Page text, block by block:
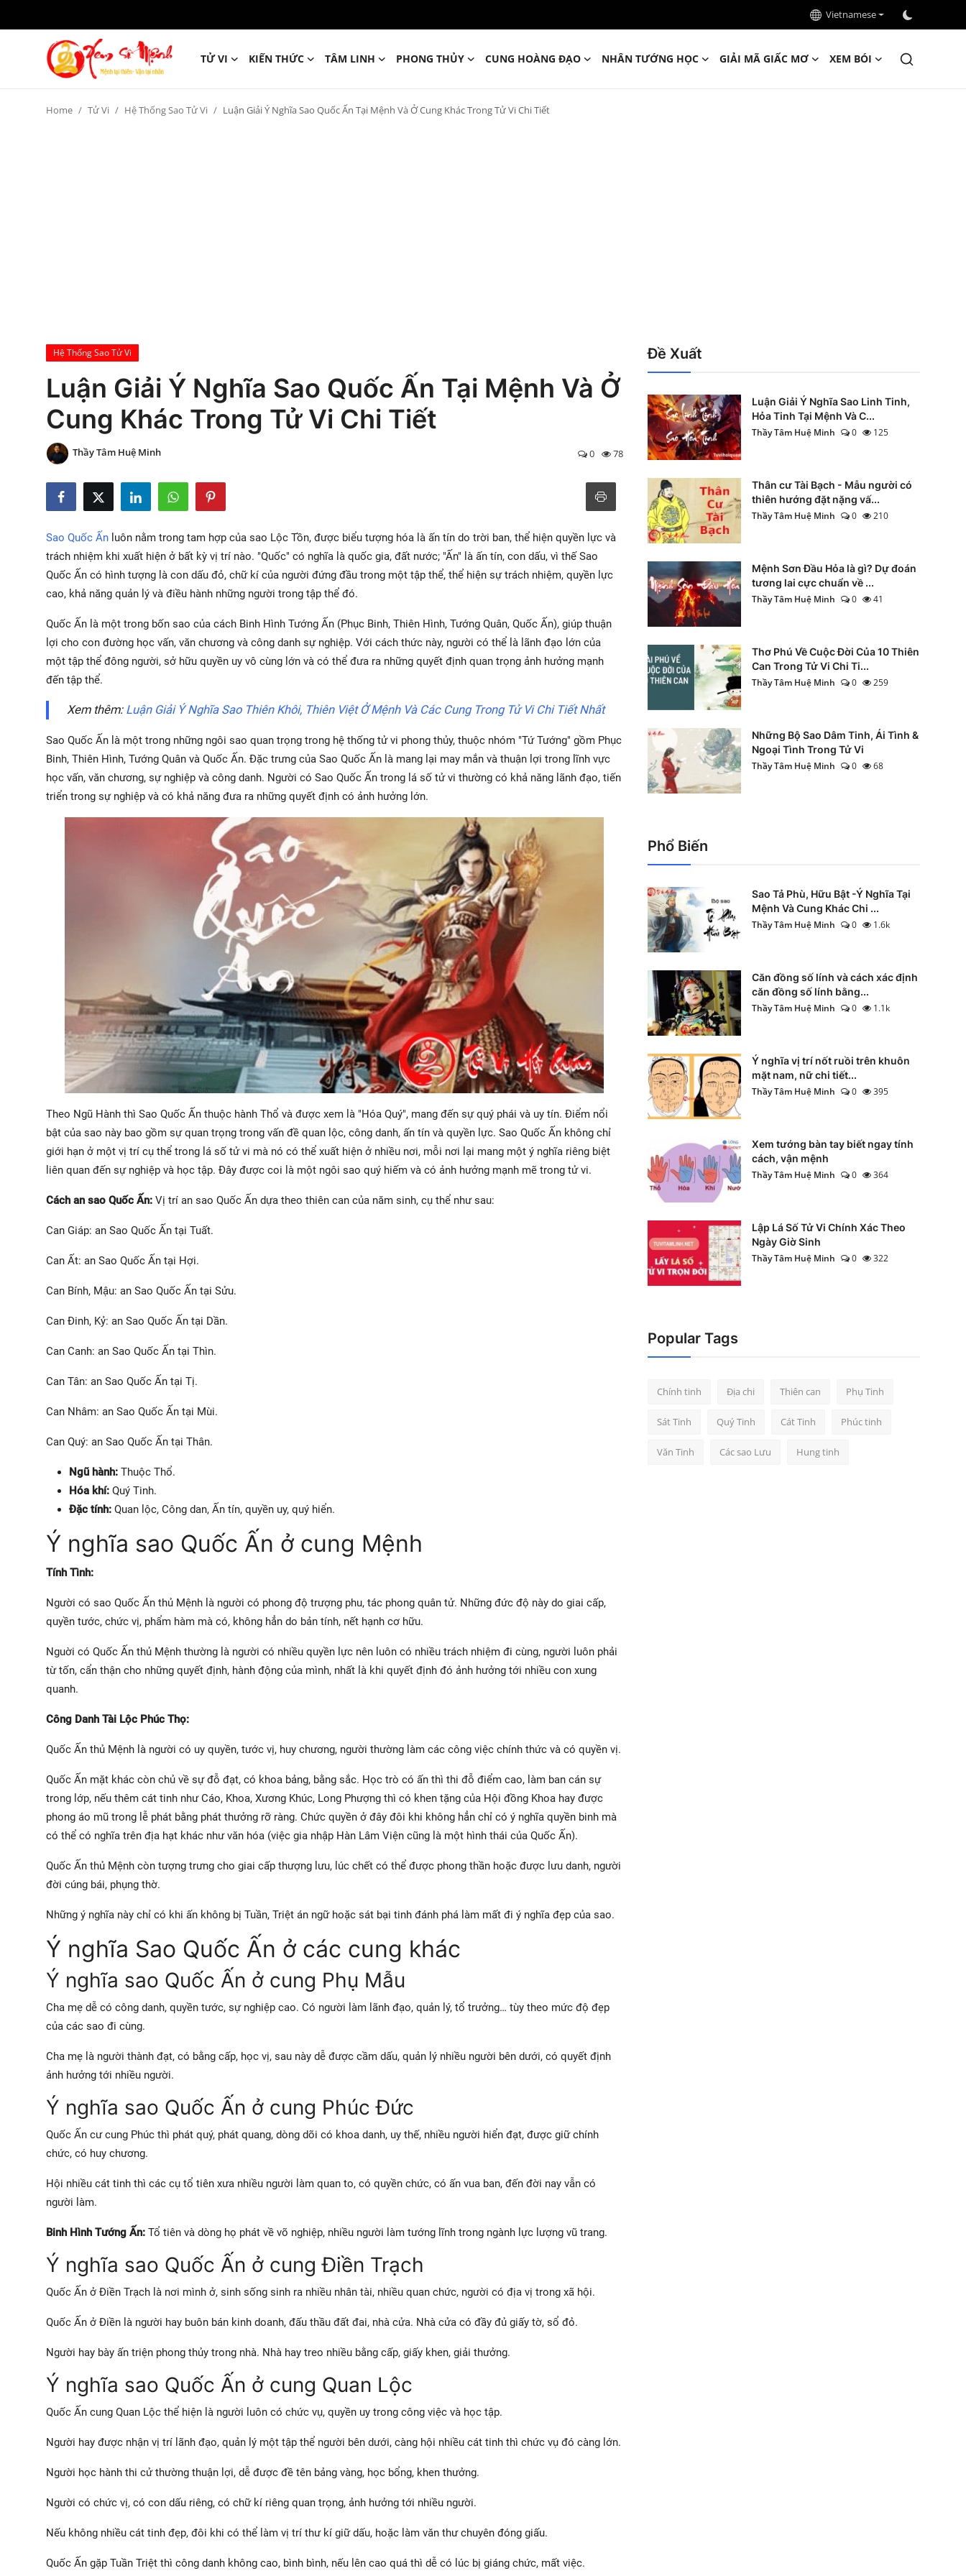
Vietnamese
TỬ VI KIẾN THỨC TÂM LINH PHONG THỦY CUNG HOÀNG ĐẠO NHÂN TƯỚNG HỌC GIẢI MÃ GIẤC MƠ XEM BÓI
Vietnamese
Home Tử Vi Hệ Thống Sao Tử Vi Luận Giải Ý Nghĩa Sao Quốc Ấn Tại Mệnh Và Ở Cung Khác Trong Tử Vi Chi Tiết
Hệ Thống Sao Tử Vi
Luận Giải Ý Nghĩa Sao Quốc Ấn Tại Mệnh Và Ở
Cung Khác Trong Tử Vi Chi Tiết
Thầy Tâm Huệ Minh 0 78
Sao Quốc Ấn luôn nằm trong tam hợp của sao Lộc Tồn, được biểu tượng hóa là ấn tín do trời ban, thể hiện quyền lực và
trách nhiệm khi xuất hiện ở bất kỳ vị trí nào. "Quốc" có nghĩa là quốc gia, đất nước; "Ấn" là ấn tín, con dấu, vì thế Sao
Quốc Ấn có hình tượng là con dấu đỏ, chữ kí của người đứng đầu trong một tập thể, thể hiện sự trách nhiệm, quyền lực
cao, khả năng quản lý và điều hành những người trong tập thể đó.
Quốc Ấn là một trong bốn sao của cách Binh Hình Tướng Ấn (Phục Binh, Thiên Hình, Tướng Quân, Quốc Ấn), giúp thuận
lợi cho con đường học vấn, văn chương và công danh sự nghiệp. Với cách thức này, người có thể là lãnh đạo lớn của
một tập thể đông người, sở hữu quyền uy vô cùng lớn và có thể đưa ra những quyết định quan trọng ảnh hưởng mạnh
đến tập thể.
Xem thêm: Luận Giải Ý Nghĩa Sao Thiên Khôi, Thiên Việt Ở Mệnh Và Các Cung Trong Tử Vi Chi Tiết Nhất
Sao Quốc Ấn là một trong những ngôi sao quan trọng trong hệ thống tử vi phong thủy, thuộc nhóm "Tứ Tướng" gồm Phục
Binh, Thiên Hình, Tướng Quân và Quốc Ấn. Đặc trưng của Sao Quốc Ấn là mang lại may mắn và thuận lợi trong lĩnh vực
học vấn, văn chương, sự nghiệp và công danh. Người có Sao Quốc Ấn trong lá số tử vi thường có khả năng lãnh đạo, tiến
triển trong sự nghiệp và có khả năng đưa ra những quyết định có ảnh hưởng lớn.
Theo Ngũ Hành thì Sao Quốc Ấn thuộc hành Thổ và được xem là "Hóa Quý", mang đến sự quý phái và uy tín. Điểm nổi
bật của sao này bao gồm sự quan trọng trong vấn đề quan lộc, công danh, ấn tín và quyền lực. Sao Quốc Ấn không chỉ
giới hạn ở một vị trí cụ thể trong lá số tử vi mà nó có thể xuất hiện ở nhiều nơi, mỗi nơi lại mang một ý nghĩa riêng biệt
liên quan đến sự nghiệp và học tập. Đây được coi là một ngôi sao quý hiếm và có ảnh hưởng mạnh mẽ trong tử vi.
Cách an sao Quốc Ấn: Vị trí an sao Quốc Ấn dựa theo thiên can của năm sinh, cụ thể như sau:
Can Giáp: an Sao Quốc Ấn tại Tuất.
Can Ất: an Sao Quốc Ấn tại Hợi.
Can Bính, Mậu: an Sao Quốc Ấn tại Sửu.
Can Đinh, Kỷ: an Sao Quốc Ấn tại Dần.
Can Canh: an Sao Quốc Ấn tại Thìn.
Can Tân: an Sao Quốc Ấn tại Tị.
Can Nhâm: an Sao Quốc Ấn tại Mùi.
Can Quý: an Sao Quốc Ấn tại Thân.
Ngũ hành: Thuộc Thổ.
Hóa khí: Quý Tinh.
Đặc tính: Quan lộc, Công dan, Ấn tín, quyền uy, quý hiển.
Ý nghĩa sao Quốc Ấn ở cung Mệnh
Tính Tình:
Người có sao Quốc Ấn thủ Mệnh là người có phong độ trượng phu, tác phong quân tử. Những đức độ này do giai cấp,
quyền tước, chức vị, phẩm hàm mà có, không hẳn do bản tính, nết hạnh cơ hữu.
Nguời có Quốc Ấn thủ Mệnh thường là người có nhiều quyền lực nên luôn có nhiều trách nhiệm đi cùng, người luôn phải
từ tốn, cẩn thận cho những quyết định, hành động của mình, nhất là khi quyết định đó ảnh hưởng tới nhiều con xung
quanh.
Công Danh Tài Lộc Phúc Thọ:
Quốc Ấn thủ Mệnh là người có uy quyền, tước vị, huy chương, người thường làm các công việc chính thức và có quyền vị.
Quốc Ấn mặt khác còn chủ về sự đỗ đạt, có khoa bảng, bằng sắc. Học trò có ấn thì thi đỗ điểm cao, làm ban cán sự
trong lớp, nếu thêm cát tinh như Cáo, Khoa, Xương Khúc, Long Phượng thì có khen tặng của Hội đồng Khoa hay được
phong áo mũ trong lễ phát bằng phát thưởng rỡ ràng. Chức quyền ở đây đôi khi không hẳn chỉ có ý nghĩa quyền binh mà
có thể có nghĩa trên địa hạt khác như văn hóa (việc gia nhập Hàn Lâm Viện cũng là một hình thái của Quốc Ấn).
Quốc Ấn thủ Mệnh còn tượng trưng cho giai cấp thượng lưu, lúc chết có thể được phong thần hoặc được lưu danh, người
đời cúng bái, phụng thờ.
Những ý nghĩa này chỉ có khi ấn không bị Tuần, Triệt án ngữ hoặc sát bại tinh đánh phá làm mất đi ý nghĩa đẹp của sao.
Ý nghĩa Sao Quốc Ấn ở các cung khác
Ý nghĩa sao Quốc Ấn ở cung Phụ Mẫu
Cha mẹ dễ có công danh, quyền tước, sự nghiệp cao. Có người làm lãnh đạo, quản lý, tổ trưởng… tùy theo mức độ đẹp
của các sao đi cùng.
Cha mẹ là người thành đạt, có bằng cấp, học vị, sau này dễ được cầm dấu, quản lý nhiều người bên dưới, có quyết định
ảnh hưởng tới nhiều người.
Ý nghĩa sao Quốc Ấn ở cung Phúc Đức
Quốc Ấn cư cung Phúc thì phát quý, phát quang, dòng dõi có khoa danh, uy thế, nhiều người hiển đạt, được giữ chính
chức, có huy chương.
Hội nhiều cát tinh thì các cụ tổ tiên xưa nhiều người làm quan to, có quyền chức, có ấn vua ban, đến đời nay vẫn có
người làm.
Binh Hình Tướng Ấn: Tổ tiên và dòng họ phát về võ nghiệp, nhiều người làm tướng lĩnh trong ngành lực lượng vũ trang.
Ý nghĩa sao Quốc Ấn ở cung Điền Trạch
Quốc Ấn ở Điền Trạch là nơi mình ở, sinh sống sinh ra nhiều nhân tài, nhiều quan chức, người có địa vị trong xã hội.
Quốc Ấn ở Điền là người hay buôn bán kinh doanh, đấu thầu đất đai, nhà cửa. Nhà cửa có đầy đủ giấy tờ, sổ đỏ.
Người hay bày ấn triện phong thủy trong nhà. Nhà hay treo nhiều bằng cấp, giấy khen, giải thưởng.
Ý nghĩa sao Quốc Ấn ở cung Quan Lộc
Quốc Ấn cung Quan Lộc thể hiện là người luôn có chức vụ, quyền uy trong công việc và học tập.
Người hay được nhận vị trí lãnh đạo, quản lý một tập thể người bên dưới, càng hội nhiều cát tinh thì chức vụ đó càng lớn.
Người học hành thi cử thường thuận lợi, dễ được đề tên bảng vàng, học bổng, khen thưởng.
Người có chức vị, có con dấu riêng, có chữ kí riêng quan trọng, ảnh hưởng tới nhiều người.
Nếu không nhiều cát tinh đẹp, đôi khi có thể làm vị trí thư kí giữ dấu, hoặc làm văn thư chuyên đóng giấu.
Quốc Ấn gặp Tuần Triệt thì công danh không cao, bình bình, nếu lên cao quá thì dễ có lúc bị giáng chức, mất việc.
Đề Xuất
Luận Giải Ý Nghĩa Sao Linh Tinh,
Hỏa Tinh Tại Mệnh Và C...
Thầy Tâm Huệ Minh
0 125
Thân cư Tài Bạch - Mẫu người có
thiên hướng đặt nặng vấ...
Thầy Tâm Huệ Minh
0 210
Mệnh Sơn Đầu Hỏa là gì? Dự đoán
tương lai cực chuẩn về ...
Thầy Tâm Huệ Minh
0 41
Thơ Phú Về Cuộc Đời Của 10 Thiên
Can Trong Tử Vi Chi Ti...
Thầy Tâm Huệ Minh
0 259
Những Bộ Sao Dâm Tinh, Ái Tình &
Ngoại Tình Trong Tử Vi
Thầy Tâm Huệ Minh
0 68
Phổ Biến
Sao Tả Phù, Hữu Bật -Ý Nghĩa Tại
Mệnh Và Cung Khác Chi ...
Thầy Tâm Huệ Minh
0 1.6k
Căn đồng số lính và cách xác định
căn đồng số lính bằng...
Thầy Tâm Huệ Minh
0 1.1k
Ý nghĩa vị trí nốt ruồi trên khuôn
mặt nam, nữ chi tiết...
Thầy Tâm Huệ Minh
0 395
Xem tướng bàn tay biết ngay tính
cách, vận mệnh
Thầy Tâm Huệ Minh
0 364
Lập Lá Số Tử Vi Chính Xác Theo
Ngày Giờ Sinh
Thầy Tâm Huệ Minh
0 322
Popular Tags
Chính tinh Địa chi Thiên can Phụ Tinh
Sát Tinh Quý Tinh Cát Tinh Phúc tinh
Văn Tinh Các sao Lưu Hung tinh